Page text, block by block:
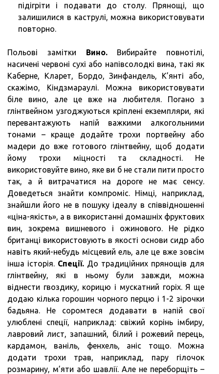
підігріти і подавати до столу. Прянощі, що
залишилися в каструлі, можна використовувати
повторно.
Польові замітки Вино.Вибирайте повнотілі,
насичені червоні сухі або напівсолодкі вина, такі як
Каберне, Кларет, Бордо, Зинфандель, К’янті або,
скажімо, Кіндзмараулі. Можна використовувати
біле вино, але це вже на любителя. Погано з
глінтвейном узгоджуються кріплені екземпляри, які
перевантажують напій важкими алкогольними
тонами – краще додайте трохи портвейну або
мадери до вже готового глінтвейну, щоб додати
йому трохи міцності та складності. Не
використовуйте вино, яке ви б не стали пити просто
так, а й витрачатися на дороге не має сенсу.
Доведеться знайти компроміс. Німці, наприклад,
знайшли його не в пошуку ідеалу в співвідношенні
«ціна-якість», а в використанні домашніх фруктових
вин, зокрема вишневого і ожинового. Не рідко
британці використовують в якості основи сидр або
навіть який-небудь місцевий ель, але це вже зовсім
інша історія. Спеції. До традиційних прянощів для
глінтвейну, які в ньому були завжди, можна
віднести гвоздику, корицю і мускатний горіх. Я ще
додаю кілька горошин чорного перцю і 1-2 зірочки
бадьяна. Не соромтеся додавати в напій свої
улюблені спеції, наприклад: свіжий корінь імбиру,
лавровий лист, запашний, білий і рожевий перець,
кардамон, ваніль, фенхель, аніс тощо. Можна
додати трохи трав, наприклад, пару гілочок
розмарину, м’яти або шавлії. Але не переборщіть –